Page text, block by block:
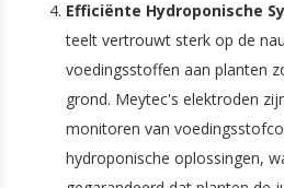
Efficiënte Hydroponische
teelt vertrouwt sterk op de
voedingsstoffen aan planten
grond. Meytec's elektroden
monitoren van
hydroponische oplossingen,